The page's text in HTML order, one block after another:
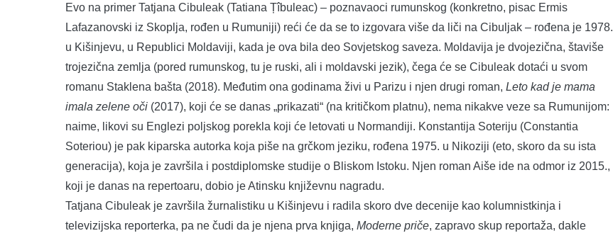
Evo na primer Tatjana Cibuleak (Tatiana Țîbuleac) – poznavaoci rumunskog (konkretno, pisac Ermis
Lafazanovski iz Skoplja, rođen u Rumuniji) reći će da se to izgovara više da liči na Cibuljak – rođena je 1978.
u Kišinjevu, u Republici Moldaviji, kada je ova bila deo Sovjetskog saveza. Moldavija je dvojezična, štaviše
trojezična zemlja (pored rumunskog, tu je ruski, ali i moldavski jezik), čega će se Cibuleak dotaći u svom
romanu Staklena bašta (2018). Međutim ona godinama živi u Parizu i njen drugi roman, Leto kad je mama
imala zelene oči (2017), koji će se danas „prikazati“ (na kritičkom platnu), nema nikakve veze sa Rumunijom:
naime, likovi su Englezi poljskog porekla koji će letovati u Normandiji. Konstantija Soteriju (Constantia
Soteriou) je pak kiparska autorka koja piše na grčkom jeziku, rođena 1975. u Nikoziji (eto, skoro da su ista
generacija), koja je završila i postdiplomske studije o Bliskom Istoku. Njen roman Aiše ide na odmor iz 2015.,
koji je danas na repertoaru, dobio je Atinsku književnu nagradu.
Tatjana Cibuleak je završila žurnalistiku u Kišinjevu i radila skoro dve decenije kao kolumnistkinja i
televizijska reporterka, pa ne čudi da je njena prva knjiga, Moderne priče, zapravo skup reportaža, dakle